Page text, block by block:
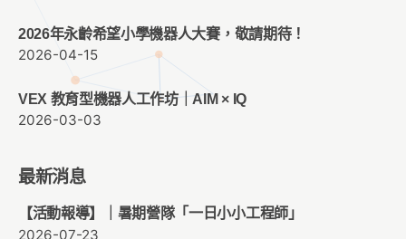
2026年永齡希望小學機器人大賽，敬請期待！
2026-04-15
VEX 教育型機器人工作坊｜AIM × IQ
2026-03-03
最新消息
【活動報導】｜暑期營隊「一日小小工程師」
2026-07-23